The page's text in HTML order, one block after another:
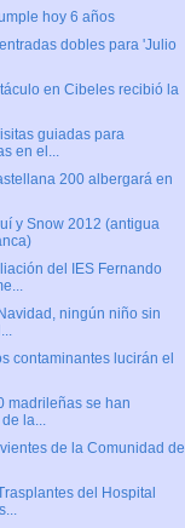
hoy 6 años
dobles para 'Julio
en Cibeles recibió la
guiadas para
en el...
200 albergará en
y Snow 2012 (antigua
del IES Fernando
ningún niño sin
contaminantes lucirán el
madrileñas se han
la...
de la Comunidad de
del Hospital